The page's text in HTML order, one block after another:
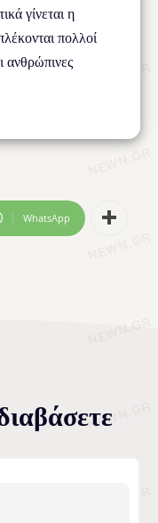
γίνεται η
πολλοί
ανθρώπινες
WhatsApp